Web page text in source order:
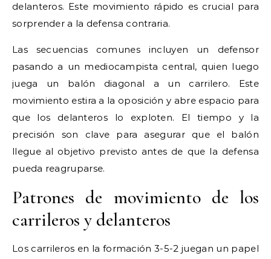
delanteros. Este movimiento rápido es crucial para
sorprender a la defensa contraria.
Las secuencias comunes incluyen un defensor
pasando a un mediocampista central, quien luego
juega un balón diagonal a un carrilero. Este
movimiento estira a la oposición y abre espacio para
que los delanteros lo exploten. El tiempo y la
precisión son clave para asegurar que el balón
llegue al objetivo previsto antes de que la defensa
pueda reagruparse.
Patrones de movimiento de los
carrileros y delanteros
Los carrileros en la formación 3-5-2 juegan un papel